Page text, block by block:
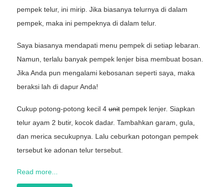
pempek telur, ini mirip. Jika biasanya telurnya di dalam
pempek, maka ini pempeknya di dalam telur.
Saya biasanya mendapati menu pempek di setiap lebaran.
Namun, terlalu banyak pempek lenjer bisa membuat bosan.
Jika Anda pun mengalami kebosanan seperti saya, maka
beraksi lah di dapur Anda!
Cukup potong-potong kecil 4 unit pempek lenjer. Siapkan
telur ayam 2 butir, kocok dadar. Tambahkan garam, gula,
dan merica secukupnya. Lalu ceburkan potongan pempek
tersebut ke adonan telur tersebut.
Read more...